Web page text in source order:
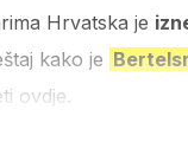
Hrvatska je
kako je
ovdje.